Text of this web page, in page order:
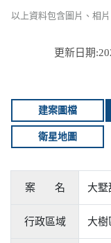
以上資料包含圖片、相
更新日期
建案圖檔
衛星地圖
案 名 大墅
行政區域 大樹